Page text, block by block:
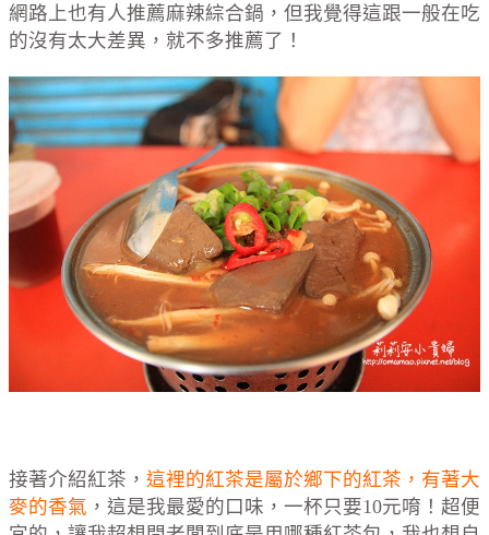
網路上也有人推薦麻辣綜合鍋，但我覺得這跟一般在吃
的沒有太大差異，就不多推薦了！
接著介紹紅茶， 這裡的紅茶是屬於鄉下的紅茶，有著大
麥的香氣 ，這是我最愛的口味，一杯只要10元唷！超便